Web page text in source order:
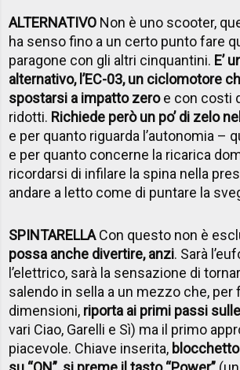
ALTERNATIVO Non è uno scooter,
ha senso fino a un certo punto fare
paragone con gli altri cinquantini. E’
alternativo, l’EC-03, un ciclomotore
spostarsi a impatto zeroe con costi
ridotti. Richiede però un po’ di zelo
e per quanto riguarda l’autonomia –
e per quanto concerne la ricarica
ricordarsi di infilare la spina nella
andare a letto come di puntare la
SPINTARELLACon questo non è
possa anche divertire, anzi. Sarà
l’elettrico, sarà la sensazione di
salendo in sella a un mezzo che, per
dimensioni, riporta ai primi passi
vari Ciao, Garelli e Sì) ma il primo
piacevole. Chiave inserita, blocchetto